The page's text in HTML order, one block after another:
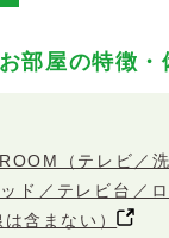
お部屋の特徴・
（テレビ／
ド／テレビ台／
含まない）